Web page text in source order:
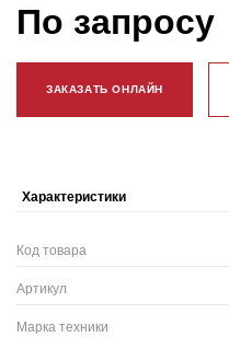
По запросу
ЗАКАЗАТЬ ОНЛАЙН
Характеристики
Код товара
Артикул
Марка техники